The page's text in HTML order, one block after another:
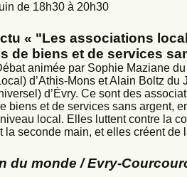
de 18h30 à 20h30
« "Les associations
de biens et de services
animée par Sophie Maziane
d’Athis-Mons et Alain Boltz du
d’Évry. Ce sont des
biens et de services sans argent,
local. Elles luttent contre la
la seconde main, et elles créent de
du monde / Evry-